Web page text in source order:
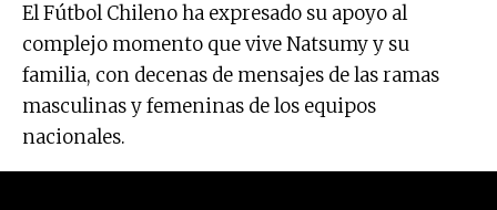
El Fútbol Chileno ha expresado su apoyo al
complejo momento que vive Natsumy y su
familia, con decenas de mensajes de las ramas
masculinas y femeninas de los equipos
nacionales.